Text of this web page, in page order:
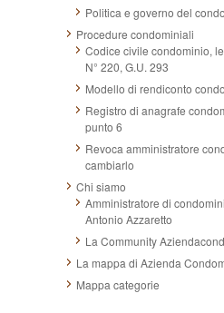
Politica e governo del
Procedure condominiali
Codice civile condominio,
N° 220, G.U. 293
Modello di rendiconto
Registro di anagrafe
punto 6
Revoca amministratore
cambiarlo
Chi siamo
Amministratore di
Antonio Azzaretto
La Community
La mappa di Azienda
Mappa categorie